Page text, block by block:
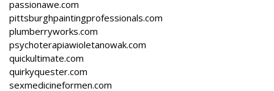
passionawe.com
pittsburghpaintingprofessionals.com
plumberryworks.com
psychoterapiawioletanowak.com
quickultimate.com
quirkyquester.com
sexmedicineformen.com